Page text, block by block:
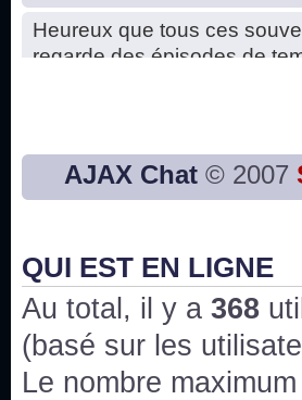
Heureux que tous ces
regarde des épisodes de
Bon, 2020, ça n'a pas trop
issus des saisons 6; 7 et 8 !
Bonne année 2020 !
Bonne année 2019 !
AJAX Chat © 2007
QUI EST EN LIGNE
Au total, il y a 368
(basé sur les
Le nombre